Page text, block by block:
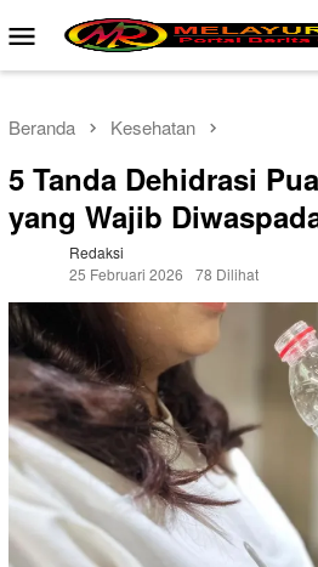
ke
Menu
Mobile
Beranda Kesehatan
5 Tanda Dehidrasi
yang Wajib
Redaksi
25 Februari 2026
78 Dilihat